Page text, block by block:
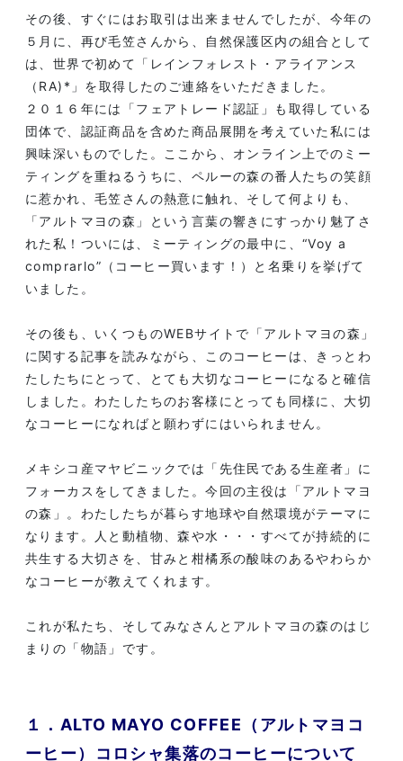
その後、すぐにはお取引は出来ませんでしたが、今年の
５月に、再び毛笠さんから、自然保護区内の組合として
は、世界で初めて「レインフォレスト・アライアンス
（RA)*」を取得したのご連絡をいただきました。
２０１６年には「フェアトレード認証」も取得している
団体で、認証商品を含めた商品展開を考えていた私には
興味深いものでした。ここから、オンライン上でのミー
ティングを重ねるうちに、ペルーの森の番人たちの笑顔
に惹かれ、毛笠さんの熱意に触れ、そして何よりも、
「アルトマヨの森」という言葉の響きにすっかり魅了さ
れた私！ついには、ミーティングの最中に、“Voy a
comprarlo”（コーヒー買います！）と名乗りを挙げて
いました。
その後も、いくつものWEBサイトで「アルトマヨの森」
に関する記事を読みながら、このコーヒーは、きっとわ
たしたちにとって、とても大切なコーヒーになると確信
しました。わたしたちのお客様にとっても同様に、大切
なコーヒーになればと願わずにはいられません。
メキシコ産マヤビニックでは「先住民である生産者」に
フォーカスをしてきました。今回の主役は「アルトマヨ
の森」。わたしたちが暮らす地球や自然環境がテーマに
なります。人と動植物、森や水・・・すべてが持続的に
共生する大切さを、甘みと柑橘系の酸味のあるやわらか
なコーヒーが教えてくれます。
これが私たち、そしてみなさんとアルトマヨの森のはじ
まりの「物語」です。
１．ALTO MAYO COFFEE（アルトマヨコ
ーヒー）コロシャ集落のコーヒーについて